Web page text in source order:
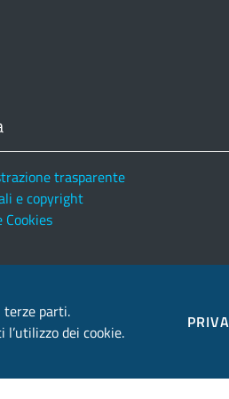
trasparente
e copyright
Cookies
terze parti.
dei cookie.